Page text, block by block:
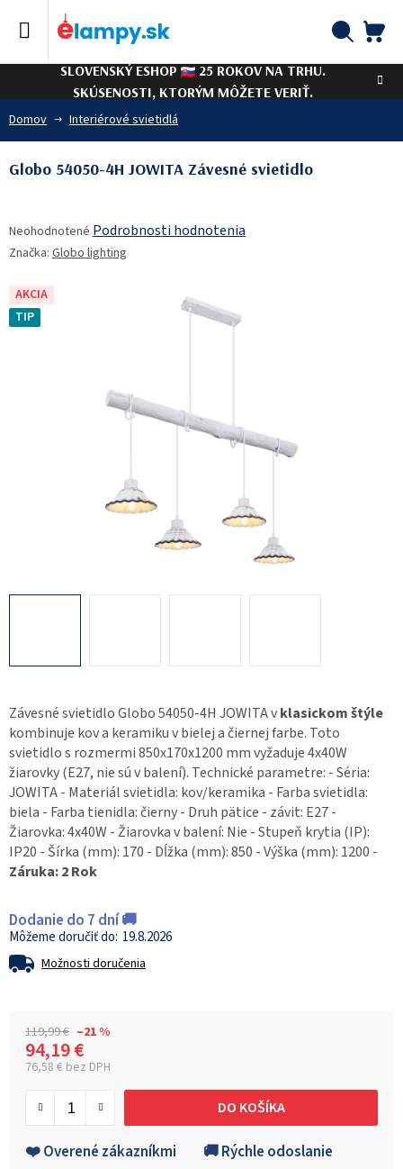
SLOVENSKÝ ESHOP
25 ROKOV NA TRHU.
SKÚSENOSTI, KTORÝM MÔŽETE VERIŤ.
Domov Interiérové svietidlá
Závesné svietidlo Globo 54050-4H JOWITA vklasickom štýle
kombinuje kov a keramiku v bielej a čiernej farbe. Toto
svietidlo s rozmermi 850x170x1200 mm vyžaduje 4x40W
žiarovky (E27, nie sú v balení). Technické parametre: - Séria:
JOWITA - Materiál svietidla: kov/keramika - Farba svietidla:
biela - Farba tienidla: čierny - Druh pätice - závit: E27 -
Žiarovka: 4x40W - Žiarovka v balení: Nie - Stupeň krytia (IP):
IP20 - Šírka (mm): 170 - Dĺžka (mm): 850 - Výška (mm): 1200 -
Záruka: 2 Rok
Dodanie do 7 dní 🚚
19.8.2026
Možnosti doručenia
119,99 € –21 %
94,19 €
76,58 € bez DPH
DO KOŠÍKA
❤️ Overené zákazníkmi
🚚 Rýchle odoslanie
Globo 54050-4H JOWITA Závesné svietidlo
hodnotenie
produktu
0,0
z
Neohodnotené Podrobnosti hodnotenia
Značka: Globo lighting
AKCIA
TIP